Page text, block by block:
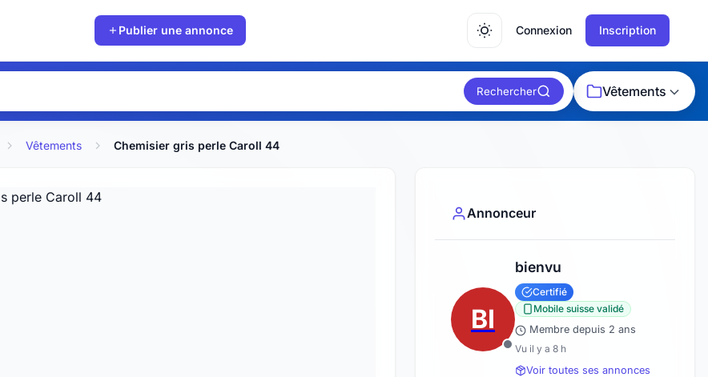
Publier une annonce Connexion Inscription
Rechercher Vêtements
Vêtements Chemisier gris perle Caroll 44
Annonceur
BI
bienvu
Certifié
Mobile suisse validé
Membre depuis 2 ans
Vu il y a 8 h
Voir toutes ses annonces